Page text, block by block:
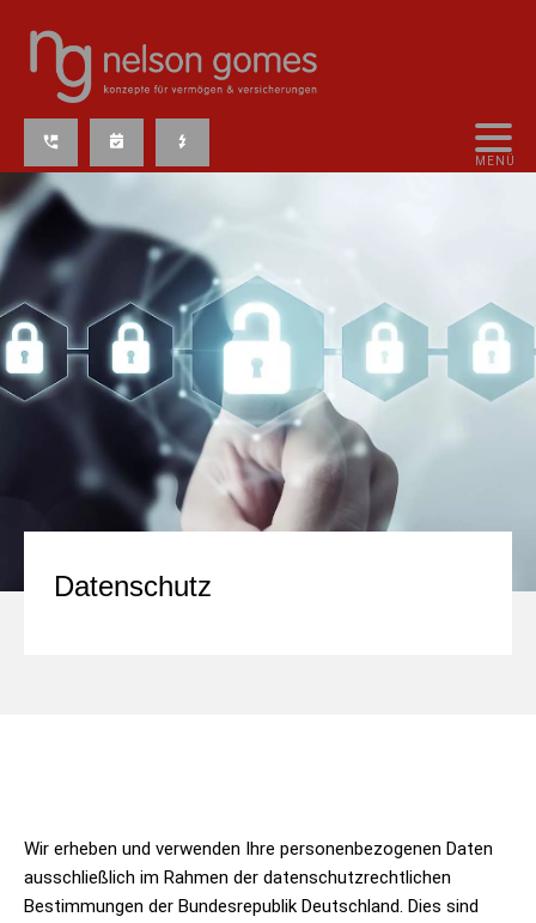
Datenschutz
Wir erheben und verwenden Ihre personenbezogenen Daten
ausschließlich im Rahmen der datenschutzrechtlichen
Bestimmungen der Bundesrepublik Deutschland. Dies sind